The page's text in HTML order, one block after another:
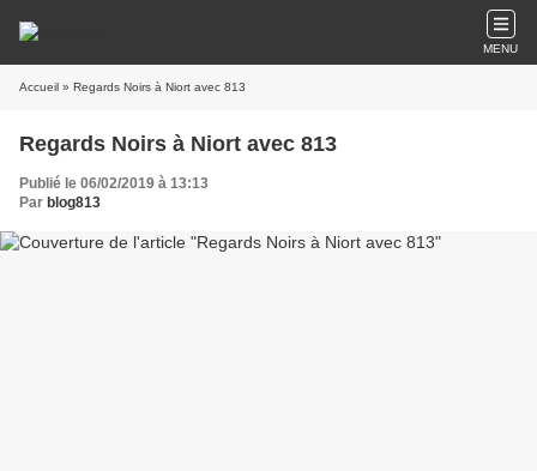
MENU
Accueil » Regards Noirs à Niort avec 813
Regards Noirs à Niort avec 813
Publié le 06/02/2019 à 13:13
Par blog813